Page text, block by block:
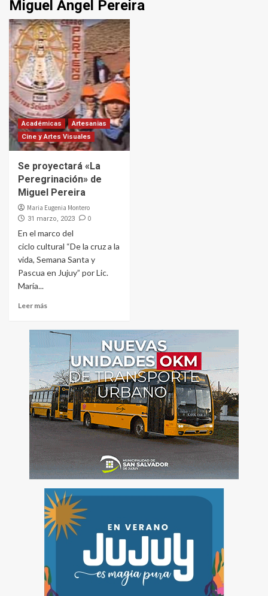
Miguel Ángel Pereira
Académicas
Artesanias
Cine y Artes Visuales
Se proyectará «La
Peregrinación» de
Miguel Pereira
Maria Eugenia Montero
31 marzo, 2023 0
En el marco del
ciclo cultural “De la cruz a la
vida, Semana Santa y
Pascua en Jujuy” por Lic.
María...
Leer más